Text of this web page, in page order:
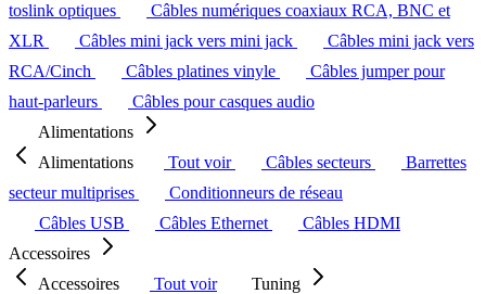
toslink optiques
Câbles numériques coaxiaux RCA, BNC et
XLR
Câbles mini jack vers mini jack
Câbles mini jack vers
RCA/Cinch
Câbles platines vinyle
Câbles jumper pour
haut-parleurs
Câbles pour casques audio
Alimentations
Alimentations
Tout voir Câbles secteurs
Barrettes
secteur multiprises
Conditionneurs de réseau
Câbles USB
Câbles Ethernet
Câbles HDMI
Accessoires
Accessoires
Tout voir
Tuning